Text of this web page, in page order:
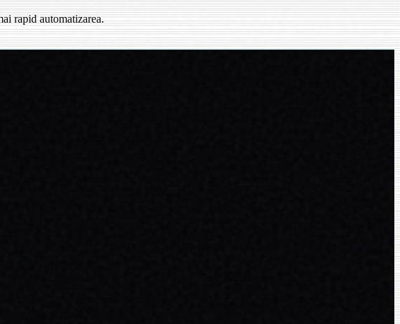
rapid automatizarea.